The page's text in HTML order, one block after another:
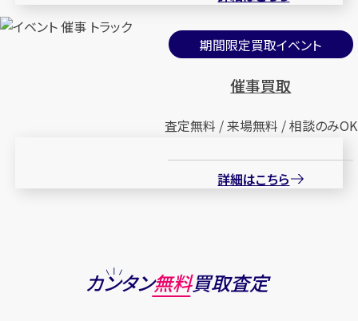
期間限定買取イベント
催事買取
査定無料 / 来場無料 / 相談のみOK
詳細はこちら
カンタン無料買取査定